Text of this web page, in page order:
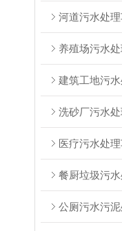
河道污水处
养殖场污水
建筑工地污
洗砂厂污水
医疗污水处
餐厨垃圾污
公厕污水污